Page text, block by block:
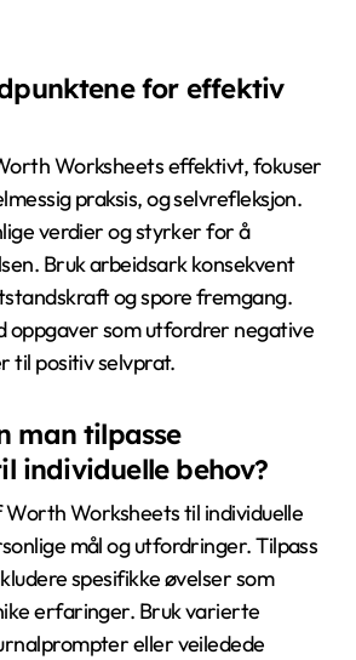
forståelsen og veksten. Fokuser
resultater.
brukere sikre at de
fordeler?
fra Self Worth
engasjere seg konsekvent,
og anvende innsiktene i
bruk fremmer selvfølelse,
og forbedrer forståelsen av
per uke, kan gi struktur og
kan det å dele erfaringer med
for effektiv